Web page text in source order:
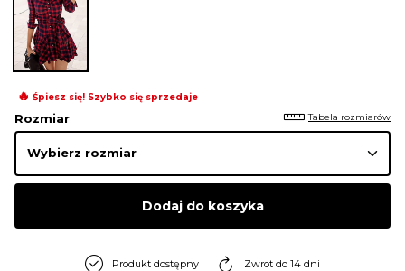
KOMBINEZONY
MARYNARKI
🔥 Śpiesz się! Szybko się sprzedaje
Rozmiar Tabela rozmiarów
Dodaj do koszyka
Produkt dostępny Zwrot do 14 dni